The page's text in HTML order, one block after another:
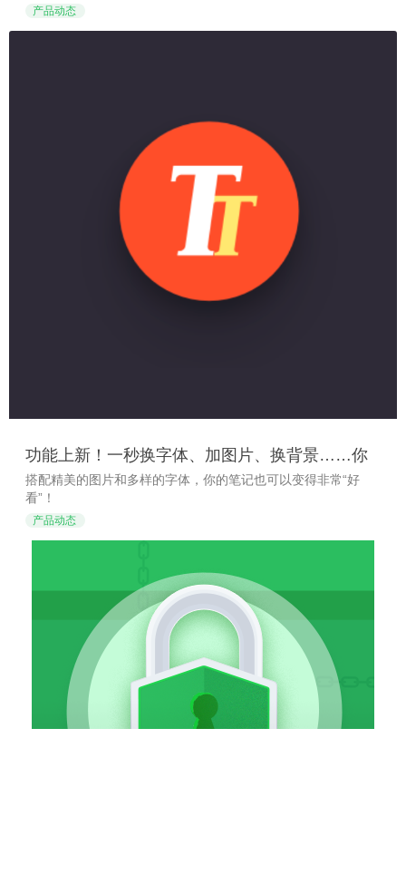
产品动态
功能上新！一秒换字体、加图片、换背景……你
的笔记原来能这么好看！
搭配精美的图片和多样的字体，你的笔记也可以变得非常“好
看”！
产品动态